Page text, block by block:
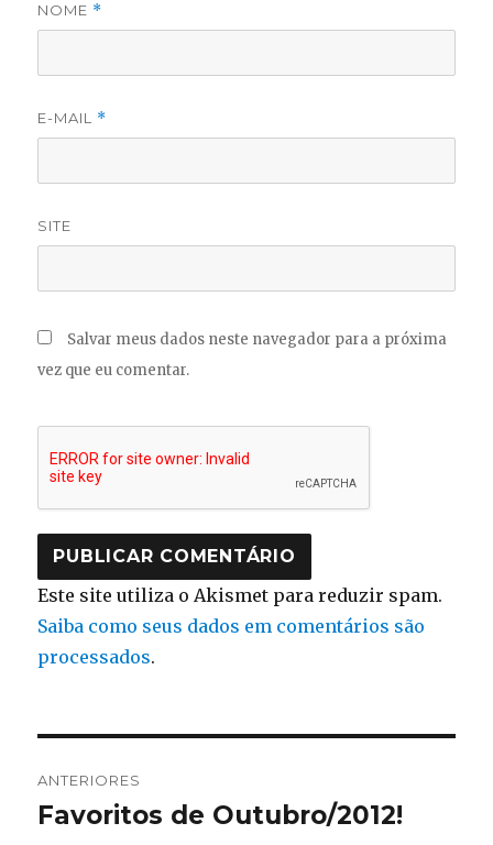
NOME *
E-MAIL *
SITE
Salvar meus dados neste navegador para a próxima
vez que eu comentar.
Este site utiliza o Akismet para reduzir spam.
Saiba como seus dados em comentários são
processados.
de
ANTERIORES
Post
Favoritos de Outubro/2012!